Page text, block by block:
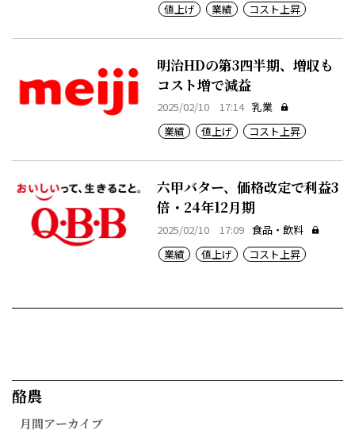
値上げ
業績 コスト上昇
明治HDの第3四半期、増収も
コスト増で減益
2025/02/10 17:14 乳業
業績
値上げ コスト上昇
六甲バター、価格改定で利益3
倍・24年12月期
2025/02/10 17:09 食品・飲料
業績
値上げ コスト上昇
酪農​
月間アーカイブ